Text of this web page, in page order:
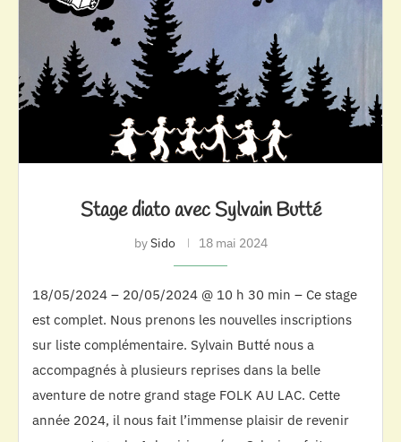
Stage diato avec Sylvain Butté
bySido 18 mai 2024
18/05/2024 – 20/05/2024 @ 10 h 30 min – Ce stage
est complet. Nous prenons les nouvelles inscriptions
sur liste complémentaire. Sylvain Butté nous a
accompagnés à plusieurs reprises dans la belle
aventure de notre grand stage FOLK AU LAC. Cette
année 2024, il nous fait l’immense plaisir de revenir